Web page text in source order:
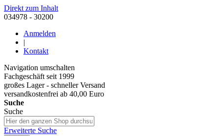
Direkt zum Inhalt
034978 - 30200
Anmelden
|
Kontakt
Navigation umschalten
Fachgeschäft seit 1999
großes Lager - schneller Versand
versandkostenfrei ab 40,00 Euro
Suche
Suche
Erweiterte Suche